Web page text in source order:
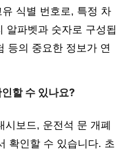
식별 번호로, 특정 차
알파벳과 숫자로 구성됩
등의 중요한 정보가 연
할 수 있나요?
시보드, 운전석 문 개폐
확인할 수 있습니다. 초